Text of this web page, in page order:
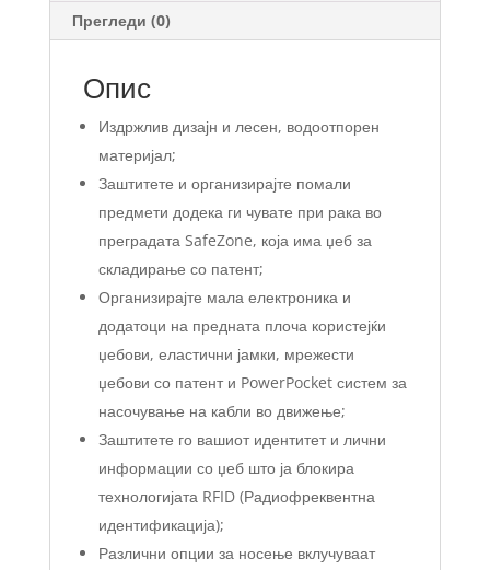
Прегледи (0)
Опис
Издржлив дизајн и лесен, водоотпорен
материјал;
Заштитете и организирајте помали
предмети додека ги чувате при рака во
преградата SafeZone, која има џеб за
складирање со патент;
Организирајте мала електроника и
додатоци на предната плоча користејќи
џебови, еластични јамки, мрежести
џебови со патент и PowerPocket систем за
насочување на кабли во движење;
Заштитете го вашиот идентитет и лични
информации со џеб што ја блокира
технологијата RFID (Радиофреквентна
идентификација);
Различни опции за носење вклучуваат